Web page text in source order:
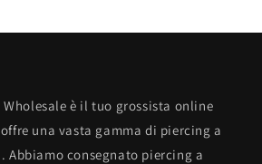
è il tuo grossista online
una vasta gamma di piercing a
Abbiamo consegnato piercing a